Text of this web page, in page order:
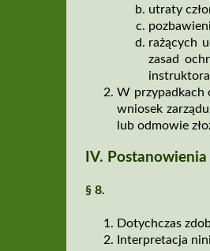
utraty
rażących
zasad
W przypadkach
wniosek
lub odmowie
IV.
§ 8.
Dotychczas
Interpretacja